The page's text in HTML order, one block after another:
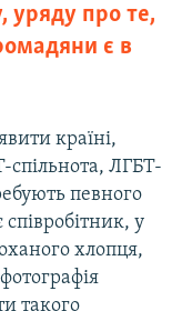
уряду про те,
є в
країні,
спільнота, ЛГБТ-
певного
у
хлопця,
такого